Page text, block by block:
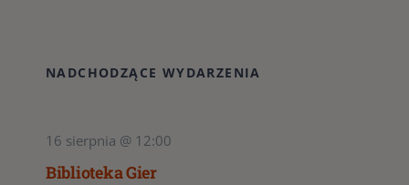
NADCHODZĄCE WYDARZENIA
16 sierpnia @ 12:00
Biblioteka Gier